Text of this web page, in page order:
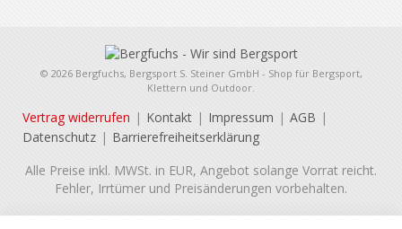
© 2026 Bergfuchs, Bergsport S. Steiner GmbH - Shop für Bergsport,
Klettern und Outdoor.
Vertrag widerrufen Kontakt Impressum
AGB
Datenschutz
Barrierefreiheitserklärung
Alle Preise inkl. MWSt. in EUR, Angebot solange Vorrat reicht.
Fehler, Irrtümer und Preisänderungen vorbehalten.